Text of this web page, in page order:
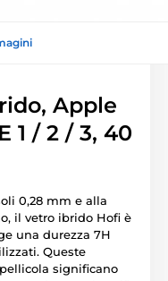
Apple
1 / 2 / 3, 40
0,28 mm e alla
il vetro ibrido Hofi è
una durezza 7H
Queste
significano